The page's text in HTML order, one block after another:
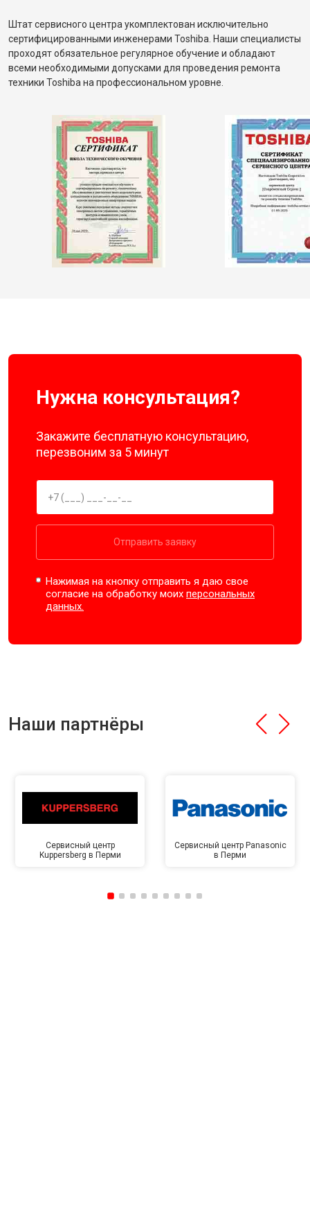
Штат сервисного центра укомплектован исключительно
сертифицированными инженерами Toshiba. Наши специалисты
проходят обязательное регулярное обучение и обладают
всеми необходимыми допусками для проведения ремонта
техники Toshiba на профессиональном уровне.
Нужна консультация?
Закажите бесплатную консультацию,
перезвоним за 5 минут
Отправить заявку
Нажимая на кнопку отправить я даю свое
согласие на обработку моихперсональных
данных.
Наши партнёры
Сервисный центр
Kuppersberg в Перми
Сервисный центр Panasonic
в Перми